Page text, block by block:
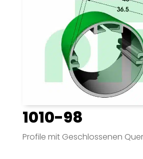
1010-98
Profile mit Geschlossenen